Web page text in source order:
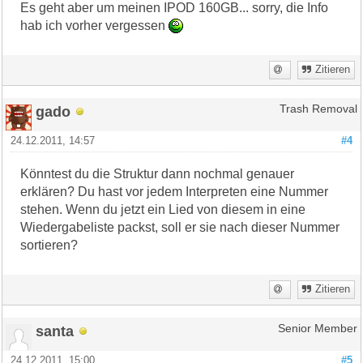
Es geht aber um meinen IPOD 160GB... sorry, die Info
hab ich vorher vergessen
Zitieren
gado Trash Removal
#4
24.12.2011, 14:57
Könntest du die Struktur dann nochmal genauer
erklären? Du hast vor jedem Interpreten eine Nummer
stehen. Wenn du jetzt ein Lied von diesem in eine
Wiedergabeliste packst, soll er sie nach dieser Nummer
sortieren?
Zitieren
santa Senior Member
#5
24.12.2011, 15:00